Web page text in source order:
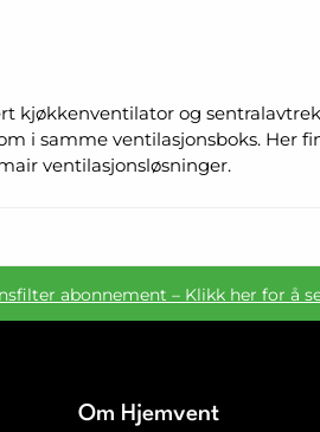
kjøkkenventilator og
i samme ventilasjonsboks. Her
ventilasjonsløsninger.
abonnement – Klikk her for å
Om Hjemvent